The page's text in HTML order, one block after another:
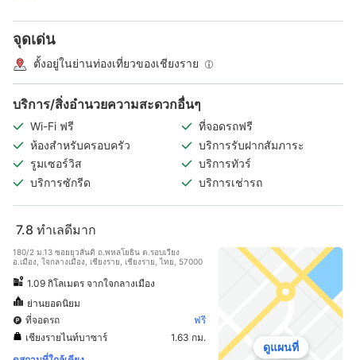
จุดเด่น
ตั้งอยู่ในย่านท่องเที่ยวของเชียงราย
บริการ/สิ่งอำนวยความสะดวกอื่นๆ
Wi-Fi ฟรี
ที่จอดรถฟรี
ห้องสำหรับครอบครัว
บริการรับฝากสัมภาระ
รูมเซอร์วิส
บริการทัวร์
บริการซักรีด
บริการเช่ารถ
7.8 ทำเลดีมาก
180/2 ม.13 ซอยยุวสันติ ถ.พหลโยธิน ต.รอบเวียง
อ.เมือง, ใจกลางเมือง, เชียงราย, เชียงราย, ไทย, 57000
1.09 กิโลเมตร จากใจกลางเมือง
ย่านยอดนิยม
ที่จอดรถ
ฟรี
เชียงรายไนท์บาซาร์
1.63 กม.
ดูแผนที่